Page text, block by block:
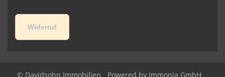
Widerruf
© Davidsohn Immobilien Powered by Immonia GmbH